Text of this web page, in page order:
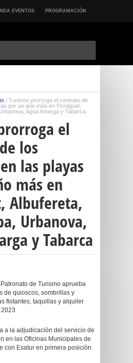
EVENTOS PROGRAMACIÓN
/ Turismo prorroga el contrato de
por un año más en Postiguet,
Agua Amarga y Tabarca
el
los
las playas
más en
Albufereta,
Urbanova,
y Tabarca
de Turismo aprueba
de quioscos, sombrillas y
flotantes, taquillas y alquiler
a la adjudicación del servicio de
en las Oficinas Municipales de
con Esatur en primera posición